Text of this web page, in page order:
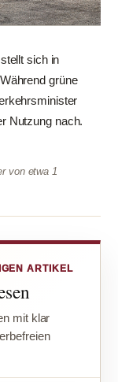
sich in
grüne
Nutzung nach.
von etwa 1
ARTIKEL
mit klar